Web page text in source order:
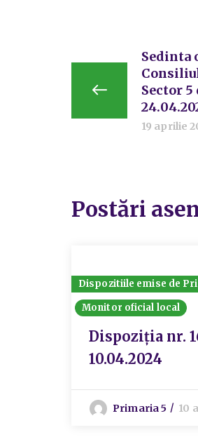
Sedinta
Sector 5
19 aprilie
Postări
Dispozitiile emise de
Monitor oficial local
Dispoziția nr.
10.04.2024
Primaria 5 10